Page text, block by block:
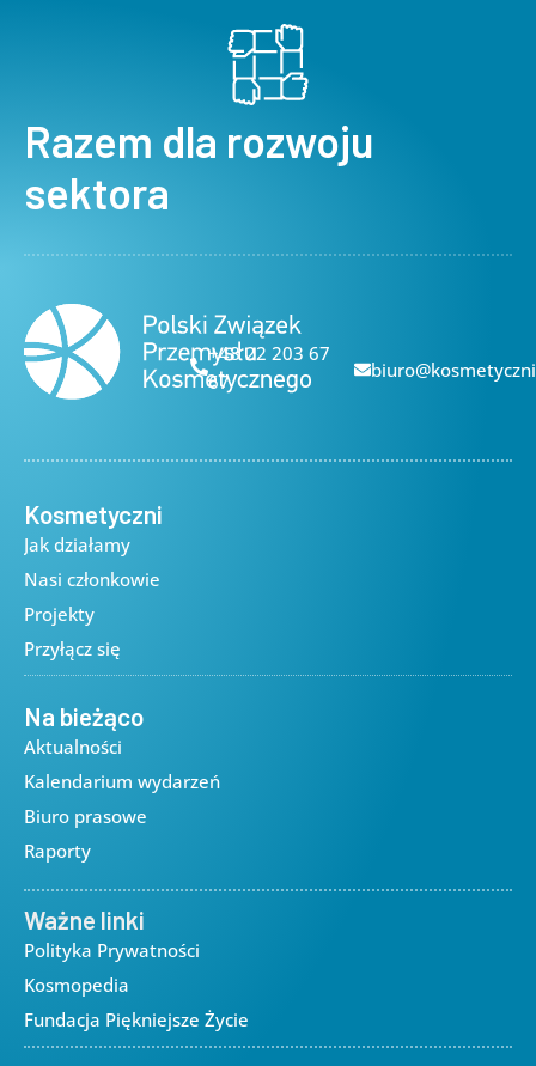
Razem dla rozwoju
sektora
+48 22 203 67
67
Kosmetyczni
Jak działamy
Nasi członkowie
Projekty
Przyłącz się
Na bieżąco
Aktualności
Kalendarium wydarzeń
Biuro prasowe
Raporty
Ważne linki
Polityka Prywatności
Kosmopedia
Fundacja Piękniejsze Życie